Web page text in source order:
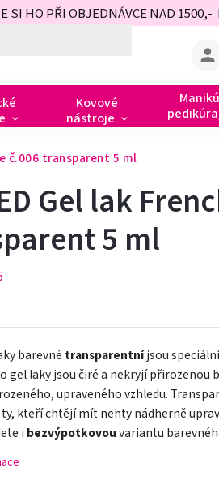
HO PŘI OBJEDNÁVCE NAD 1500,-
Kovové
nástroje
č.006 transparent 5 ml
Gel lak
5 ml
barevné transparentníjsou
gel laky jsou čiré a nekryjí přirozenou
upraveného vzhledu.
kteří chtějí mít nehty nádherně
i bezvýpotkovouvariantu